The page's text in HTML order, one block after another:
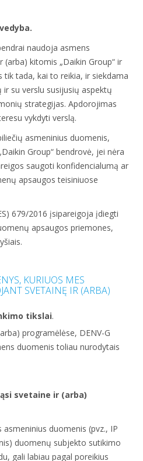
naudoja asmens
kitomis „Daikin Group“ ir
tada, kai to reikia, ir siekdama
su verslu susijusių aspektų
strategijas. Apdorojimas
vykdyti verslą.
asmeninius duomenis,
Group“ bendrovė, jei nėra
saugoti konfidencialumą ar
apsaugos teisiniuose
679/2016 įsipareigoja įdiegti
apsaugos priemones,
KURIUOS MES
SVETAINĘ IR (ARBA)
tikslai.
programėlėse, DENV-G
duomenis toliau nurodytais
svetaine ir (arba)
duomenis (pvz., IP
duomenų subjekto sutikimo
gali labiau pagal poreikius